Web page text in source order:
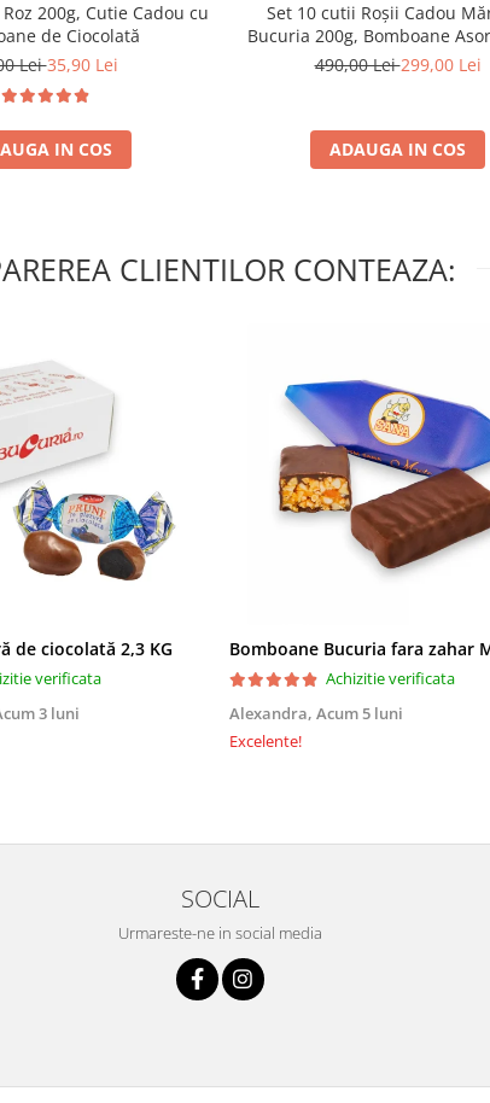
200g, Cutie Cadou cu
de Ciocolată
Lei35,90 Lei
IN COS
Set 10 cutii Roșii Cadou
Bucuria 200g, Bomboane
Ciocolată, O Primăvară Plină
490,00 Lei299,00 Lei
ADAUGA IN COS
CLIENTILOR CONTEAZA:
de ciocolată 2,3 KG
verificata
3 luni
Achizitie verificata
Alexandra, Acum 5 luni
Excelente!
SOCIAL
Urmareste-ne in social media